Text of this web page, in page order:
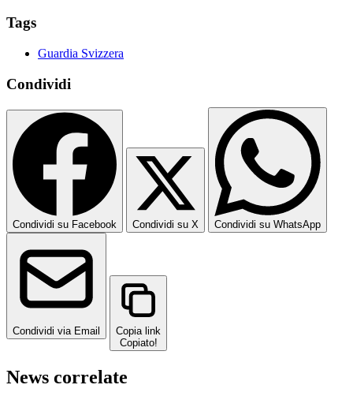
Tags
Guardia Svizzera
Condividi
Condividi su Facebook Condividi su X Condividi su WhatsApp
Condividi via Email
Copia link
Copiato!
News correlate